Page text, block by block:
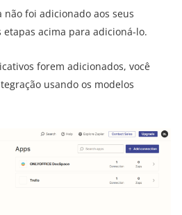
não foi adicionado aos seus
acima para adicioná-lo.
forem adicionados, você
usando os modelos